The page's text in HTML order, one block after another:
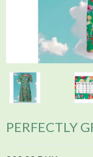
PERFECTLY